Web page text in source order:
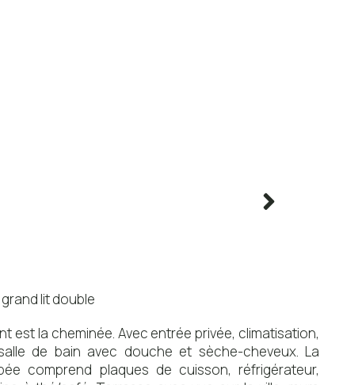
grand lit double
est la cheminée. Avec entrée privée, climatisation,
de bain avec douche et sèche-cheveux. La
comprend plaques de cuisson, réfrigérateur,